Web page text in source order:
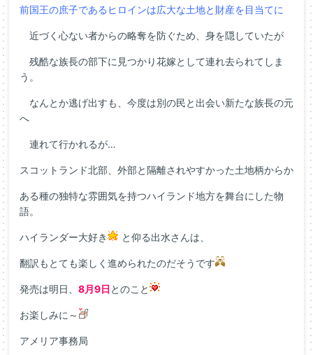
前国王の庶子であるヒロインは広大な土地と財産を目当てに
近づく心ない者からの略奪を防ぐため、身を隠していたが
残酷な族長の部下に見つかり花嫁として連れ去られてしま
う。
なんとか逃げ出すも、今度は別の民と出会い新たな族長の元
へ
連れて行かれるが…
スコットランド北部、外部と隔離されやすかった土地柄からか
ある種の独特な雰囲気を持つハイランド地方を舞台にした物
語。
ハイランダー大好き と仰る出水さんは、
翻訳もとても楽しく進められたのだそうです
発売は明日、 8月9日 とのこと
お楽しみに～
アメリア事務局